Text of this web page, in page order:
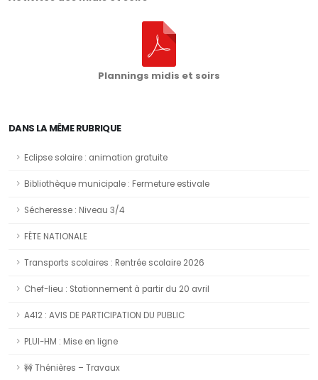
Plannings midis et soirs
DANS LA MÊME RUBRIQUE
Eclipse solaire : animation gratuite
Bibliothèque municipale : Fermeture estivale
Sécheresse : Niveau 3/4
FÊTE NATIONALE
Transports scolaires : Rentrée scolaire 2026
Chef-lieu : Stationnement à partir du 20 avril
A412 : AVIS DE PARTICIPATION DU PUBLIC
PLUI-HM : Mise en ligne
🚧 Thénières – Travaux